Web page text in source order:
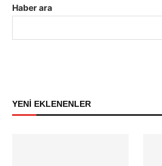
Haber ara
YENİ EKLENENLER